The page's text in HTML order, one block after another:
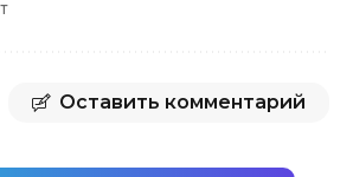
Оставить комментарий